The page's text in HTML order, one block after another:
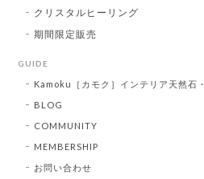
クリスタルヒーリング
期間限定販売
GUIDE
Kamoku［カモク］インテリア天然石
BLOG
COMMUNITY
MEMBERSHIP
お問い合わせ